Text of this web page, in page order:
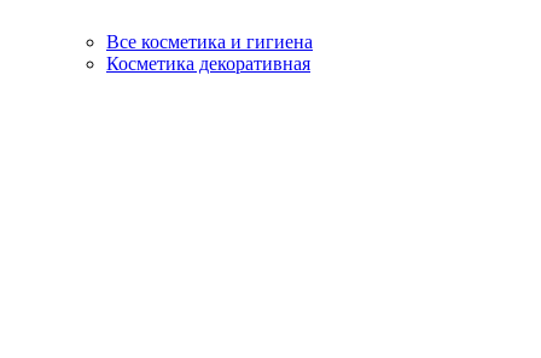
Все косметика и гигиена
Косметика декоративная